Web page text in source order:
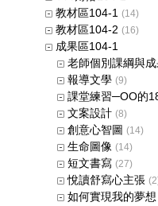
教材區104-1 (14)
教材區104-2 (16)
成果區104-1
老師個別課綱與
報導文學 (9)
課堂練習─OO的
文案設計 (8)
創意心智圖 (14)
生命圖像 (14)
短文書寫 (27)
悅讀舒寫心主張
如何實現我的夢想